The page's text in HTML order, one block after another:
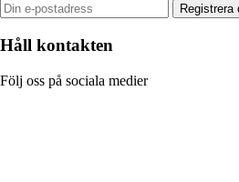
Registrera
Håll kontakten
Följ oss på sociala medier